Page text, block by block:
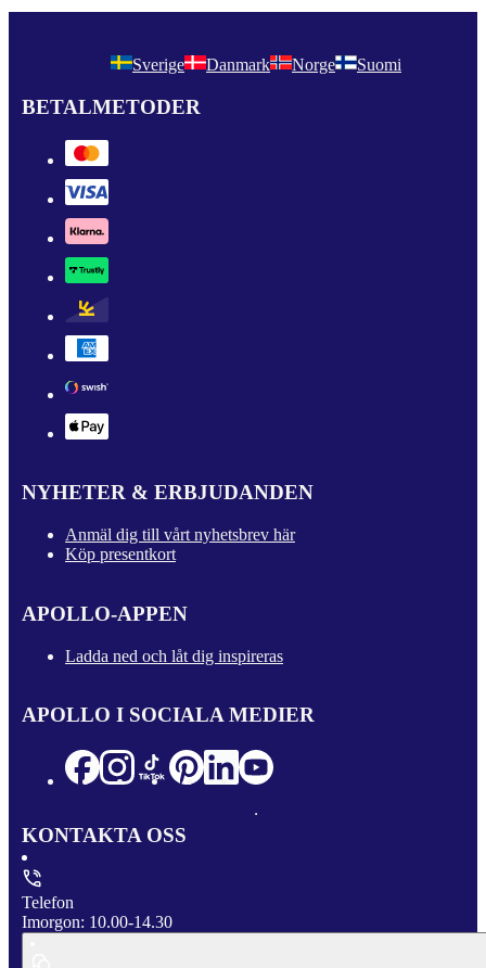
Sverige Danmark Norge Suomi
BETALMETODER
NYHETER & ERBJUDANDEN
Anmäl dig till vårt nyhetsbrev här
Köp presentkort
APOLLO-APPEN
Ladda ned och låt dig inspireras
APOLLO I SOCIALA MEDIER
KONTAKTA OSS
Telefon
Imorgon: 10.00-14.30